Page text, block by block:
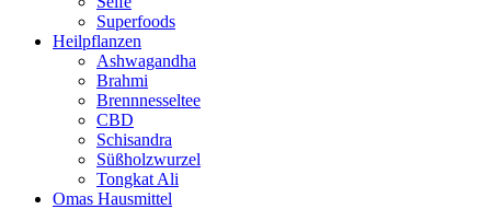
Superfoods
Heilpflanzen
Ashwagandha
Brahmi
Brennnesseltee
CBD
Schisandra
Süßholzwurzel
Tongkat Ali
Omas Hausmittel